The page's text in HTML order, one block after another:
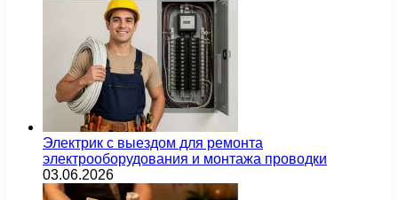
Электрик с выездом для ремонта
электрооборудования и монтажа проводки
03.06.2026